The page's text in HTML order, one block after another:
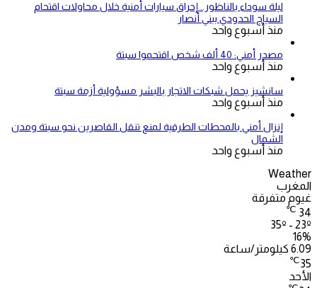
ليلة سوداء بالناظور.. إحراق سيارات أمنية خلال محاولات اقتحام
السياج الحدودي ببني أنصار
منذ أسبوع واحد
مصدر أمني: 40 ألف شخص اقتحموا سبتة
منذ أسبوع واحد
سانشيز يحمل شبكات الاتجار بالبشر مسؤولية أزمة سبتة
منذ أسبوع واحد
إنزال أمني بالمحطات الطرقية لمنع تنقل القاصرين نحو سبتة ومدن
الشمال
منذ أسبوع واحد
Weather
المغرب
غيوم متفرقة
34
℃
35º - 23º
16%
6.09 كيلومتر/ساعة
35
℃
الأحد